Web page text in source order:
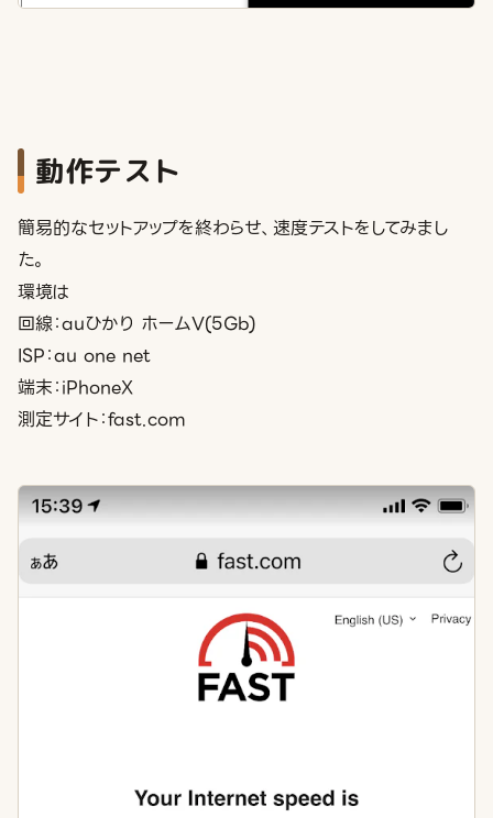
動作テスト
簡易的なセットアップを終わらせ、速度テストをしてみまし
た。
環境は
回線：auひかり ホームV(5Gb)
ISP：au one net
端末：iPhoneX
測定サイト：fast.com